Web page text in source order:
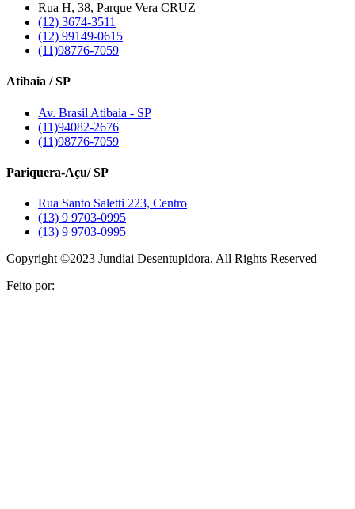
Rua H, 38, Parque Vera CRUZ
(12) 3674-3511
(12) 99149-0615
(11)98776-7059
Atibaia / SP
Av. Brasil Atibaia - SP
(11)94082-2676
(11)98776-7059
Pariquera-Açu/ SP
Rua Santo Saletti 223, Centro
(13) 9 9703-0995
(13) 9 9703-0995
Copyright ©2023 Jundiai Desentupidora. All Rights Reserved
Feito por: